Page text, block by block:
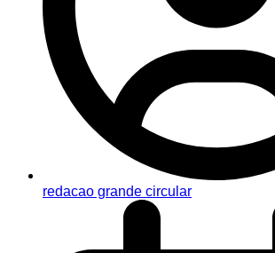
redacao grande circular